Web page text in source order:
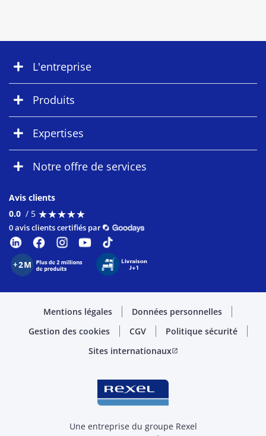
L'entreprise
Produits
Expertises
Notre offre de services
Avis clients
0.0 / 5 ★★★★★
★★★★★
0 avis clients certifiés par
Mentions légales
Données personnelles
Gestion des cookies
CGV
Politique sécurité
Sites internationauxopen_in_new
Une entreprise du groupe Rexel